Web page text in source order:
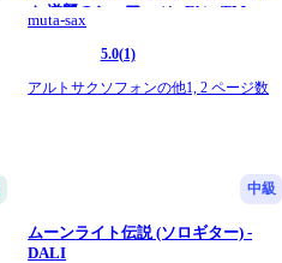
ム 逆襲のシャア』 / in Eb) - TM
Network
muta-sax
5.0(1)
アルトサクソフォンの他1,2 ページ数
中級
ムーンライト伝説 (ソロギター) -
DALI